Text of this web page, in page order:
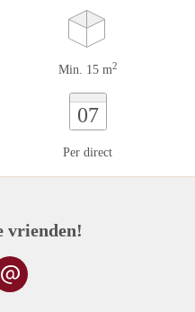
Min. 15 m2
07
Per direct
vrienden!